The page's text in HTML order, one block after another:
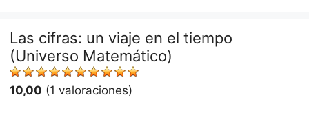
Las cifras: un viaje en el tiempo
(Universo Matemático)
10,00 (1 valoraciones)